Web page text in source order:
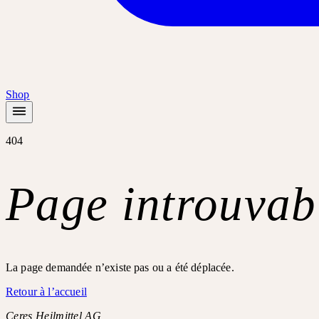
Shop
404
Page
La page demandée n’existe pas ou a été déplacée.
Retour à l’accueil
Ceres Heilmittel AG